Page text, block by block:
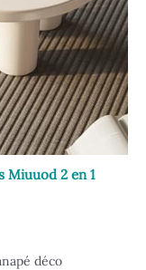
Miuuod 2 en 1
déco